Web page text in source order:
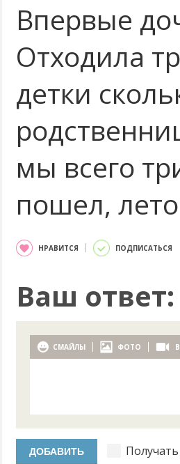
Впервые
Отходила
детки
мы всего
пошел,
НРАВИТСЯ ПОДПИСАТЬСЯ
Ваш ответ:
СМАЙЛЫ ФОТО